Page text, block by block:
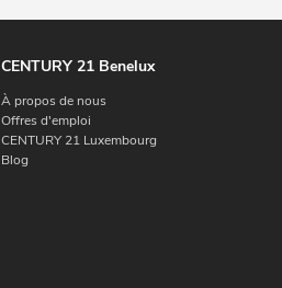
CENTURY 21 Benelux
À propos de nous
Offres d'emploi
CENTURY 21 Luxembourg
Blog